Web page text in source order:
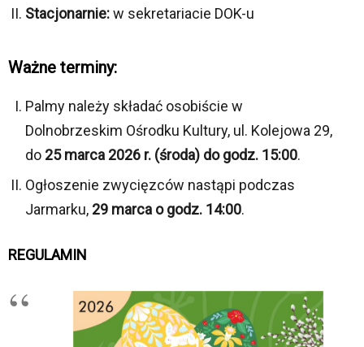
Stacjonarnie:w sekretariacie DOK-u
Ważne terminy:
Palmy należy składać osobiście w
Dolnobrzeskim Ośrodku Kultury, ul. Kolejowa 29,
do 25 marca 2026 r. (środa) do godz. 15:00.
Ogłoszenie zwycięzców nastąpi podczas
Jarmarku, 29 marca o godz. 14:00.
REGULAMIN